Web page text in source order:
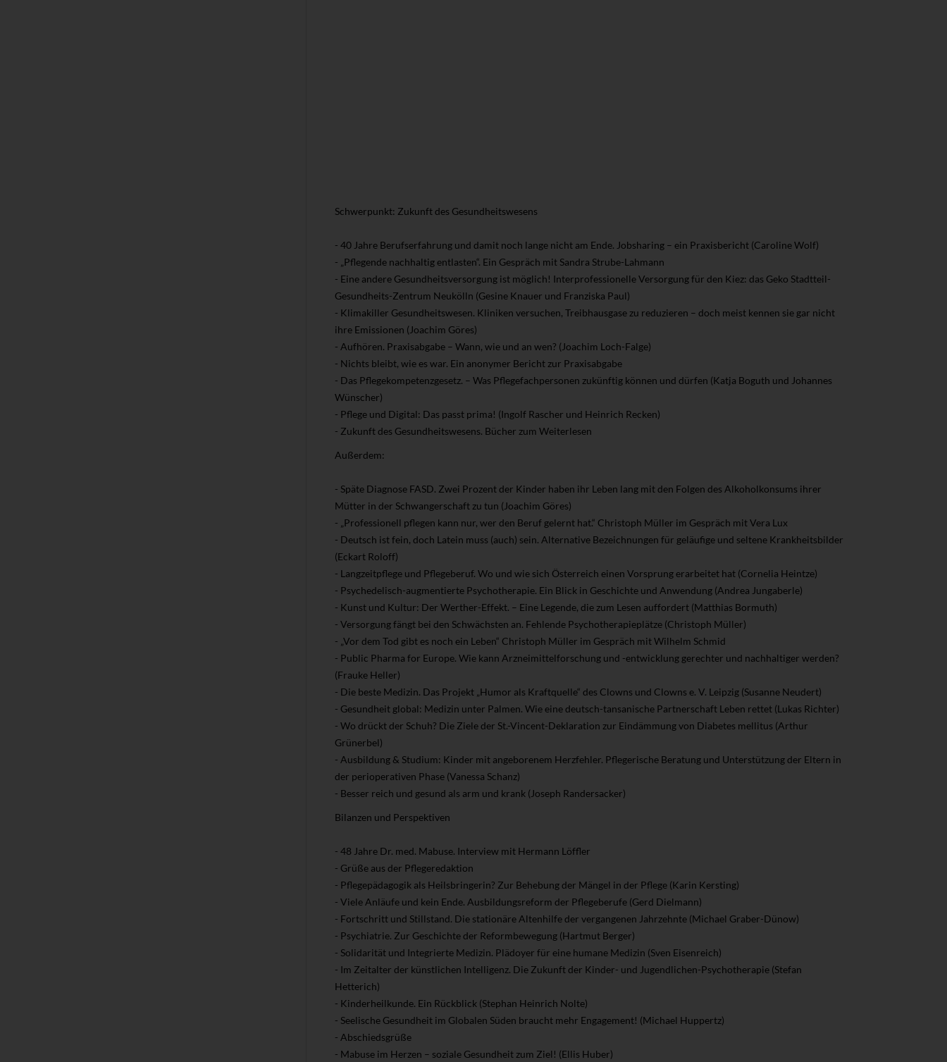
Schwerpunkt: Zukunft des Gesundheitswesens
- 40 Jahre Berufserfahrung und damit noch lange nicht am Ende. Jobsharing – ein Praxisbericht (Caroline Wolf)
- „Pflegende nachhaltig entlasten“. Ein Gespräch mit Sandra Strube-Lahmann
- Eine andere Gesundheitsversorgung ist möglich! Interprofessionelle Versorgung für den Kiez: das Geko Stadtteil-
Gesundheits-Zentrum Neukölln (Gesine Knauer und Franziska Paul)
- Klimakiller Gesundheitswesen. Kliniken versuchen, Treibhausgase zu reduzieren – doch meist kennen sie gar nicht
ihre Emissionen (Joachim Göres)
- Aufhören. Praxisabgabe – Wann, wie und an wen? (Joachim Loch-Falge)
- Nichts bleibt, wie es war. Ein anonymer Bericht zur Praxisabgabe
- Das Pflegekompetenzgesetz. – Was Pflegefachpersonen zukünftig können und dürfen (Katja Boguth und Johannes
Wünscher)
- Pflege und Digital: Das passt prima! (Ingolf Rascher und Heinrich Recken)
- Zukunft des Gesundheitswesens. Bücher zum Weiterlesen
Außerdem:
- Späte Diagnose FASD. Zwei Prozent der Kinder haben ihr Leben lang mit den Folgen des Alkoholkonsums ihrer
Mütter in der Schwangerschaft zu tun (Joachim Göres)
- „Professionell pflegen kann nur, wer den Beruf gelernt hat.“ Christoph Müller im Gespräch mit Vera Lux
- Deutsch ist fein, doch Latein muss (auch) sein. Alternative Bezeichnungen für geläufige und seltene Krankheitsbilder
(Eckart Roloff)
- Langzeitpflege und Pflegeberuf. Wo und wie sich Österreich einen Vorsprung erarbeitet hat (Cornelia Heintze)
- Psychedelisch-augmentierte Psychotherapie. Ein Blick in Geschichte und Anwendung (Andrea Jungaberle)
- Kunst und Kultur: Der Werther-Effekt. – Eine Legende, die zum Lesen auffordert (Matthias Bormuth)
- Versorgung fängt bei den Schwächsten an. Fehlende Psychotherapieplätze (Christoph Müller)
- „Vor dem Tod gibt es noch ein Leben“ Christoph Müller im Gespräch mit Wilhelm Schmid
- Public Pharma for Europe. Wie kann Arzneimittelforschung und -entwicklung gerechter und nachhaltiger werden?
(Frauke Heller)
- Die beste Medizin. Das Projekt „Humor als Kraftquelle“ des Clowns und Clowns e. V. Leipzig (Susanne Neudert)
- Gesundheit global: Medizin unter Palmen. Wie eine deutsch-tansanische Partnerschaft Leben rettet (Lukas Richter)
- Wo drückt der Schuh? Die Ziele der St.-Vincent-Deklaration zur Eindämmung von Diabetes mellitus (Arthur
Grünerbel)
- Ausbildung & Studium: Kinder mit angeborenem Herzfehler. Pflegerische Beratung und Unterstützung der Eltern in
der perioperativen Phase (Vanessa Schanz)
- Besser reich und gesund als arm und krank (Joseph Randersacker)
Bilanzen und Perspektiven
- 48 Jahre Dr. med. Mabuse. Interview mit Hermann Löffler
- Grüße aus der Pflegeredaktion
- Pflegepädagogik als Heilsbringerin? Zur Behebung der Mängel in der Pflege (Karin Kersting)
- Viele Anläufe und kein Ende. Ausbildungsreform der Pflegeberufe (Gerd Dielmann)
- Fortschritt und Stillstand. Die stationäre Altenhilfe der vergangenen Jahrzehnte (Michael Graber-Dünow)
- Psychiatrie. Zur Geschichte der Reformbewegung (Hartmut Berger)
- Solidarität und Integrierte Medizin. Plädoyer für eine humane Medizin (Sven Eisenreich)
- Im Zeitalter der künstlichen Intelligenz. Die Zukunft der Kinder- und Jugendlichen-Psychotherapie (Stefan
Hetterich)
- Kinderheilkunde. Ein Rückblick (Stephan Heinrich Nolte)
- Seelische Gesundheit im Globalen Süden braucht mehr Engagement! (Michael Huppertz)
- Abschiedsgrüße
- Mabuse im Herzen – soziale Gesundheit zum Ziel! (Ellis Huber)